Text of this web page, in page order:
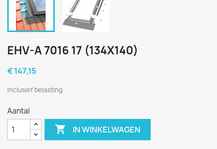
EHV-A 7016 17 (134X140)
€ 147,15
Inclusief belasting
Aantal
 IN WINKELWAGEN